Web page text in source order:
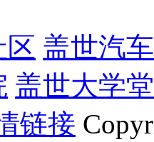
区 盖世汽
盖世大学堂
链接